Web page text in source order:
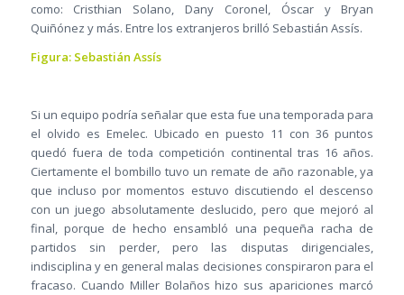
como: Cristhian Solano, Dany Coronel, Óscar y Bryan
Quiñónez y más. Entre los extranjeros brilló Sebastián Assís.
Figura: Sebastián Assís
Si un equipo podría señalar que esta fue una temporada para
el olvido es Emelec. Ubicado en puesto 11 con 36 puntos
quedó fuera de toda competición continental tras 16 años.
Ciertamente el bombillo tuvo un remate de año razonable, ya
que incluso por momentos estuvo discutiendo el descenso
con un juego absolutamente deslucido, pero que mejoró al
final, porque de hecho ensambló una pequeña racha de
partidos sin perder, pero las disputas dirigenciales,
indisciplina y en general malas decisiones conspiraron para el
fracaso. Cuando Miller Bolaños hizo sus apariciones marcó